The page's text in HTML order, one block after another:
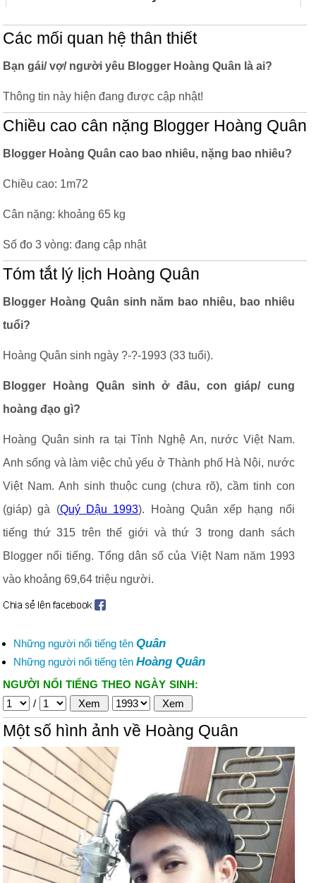
Các mối quan hệ thân thiết
Bạn gái/ vợ/ người yêu Blogger Hoàng Quân là ai?
Thông tin này hiện đang được cập nhật!
Chiều cao cân nặng Blogger Hoàng Quân
Blogger Hoàng Quân cao bao nhiêu, nặng bao nhiêu?
Chiều cao: 1m72
Cân nặng: khoảng 65 kg
Số đo 3 vòng: đang cập nhật
Tóm tắt lý lịch Hoàng Quân
Blogger Hoàng Quân sinh năm bao nhiêu, bao nhiêu
tuổi?
Hoàng Quân sinh ngày ?-?-1993 (33 tuổi).
Blogger Hoàng Quân sinh ở đâu, con giáp/ cung
hoàng đạo gì?
Hoàng Quân sinh ra tại Tỉnh Nghệ An, nước Việt Nam.
Anh sống và làm việc chủ yếu ở Thành phố Hà Nội, nước
Việt Nam. Anh sinh thuộc cung (chưa rõ), cầm tinh con
(giáp) gà (Quý Dậu 1993). Hoàng Quân xếp hạng nổi
tiếng thứ 315 trên thế giới và thứ 3 trong danh sách
Blogger nổi tiếng. Tổng dân số của Việt Nam năm 1993
vào khoảng 69,64 triệu người.
Những người nổi tiếng tên Quân
Những người nổi tiếng tên Hoàng Quân
NGƯỜI NỔI TIẾNG THEO NGÀY SINH:
/
Một số hình ảnh về Hoàng Quân